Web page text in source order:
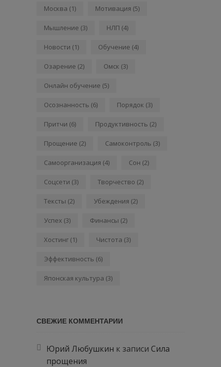
Москва (1) Мотивация (5)
Мышление (3) НЛП (4)
Новости (1) Обучение (4)
Озарение (2) Омск (3)
Онлайн обучение (5)
Осознанность (6) Порядок (3)
Притчи (6) Продуктивность (2)
Прощение (2) Самоконтроль (3)
Самоорганизация (4) Сон (2)
Соцсети (3) Творчество (2)
Тексты (2) Убеждения (2)
Успех (3) Финансы (2)
Хостинг (1) Чистота (3)
Эффективность (6)
Японская культура (3)
СВЕЖИЕ КОММЕНТАРИИ
Юрий Любушкин к записи Сила
прощения